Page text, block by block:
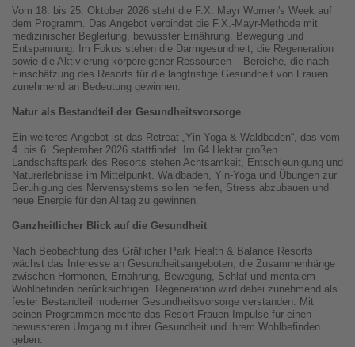
Vom 18. bis 25. Oktober 2026 steht die F.X. Mayr Women's Week auf
dem Programm. Das Angebot verbindet die F.X.-Mayr-Methode mit
medizinischer Begleitung, bewusster Ernährung, Bewegung und
Entspannung. Im Fokus stehen die Darmgesundheit, die Regeneration
sowie die Aktivierung körpereigener Ressourcen – Bereiche, die nach
Einschätzung des Resorts für die langfristige Gesundheit von Frauen
zunehmend an Bedeutung gewinnen.
Natur als Bestandteil der Gesundheitsvorsorge
Ein weiteres Angebot ist das Retreat „Yin Yoga & Waldbaden“, das vom
4. bis 6. September 2026 stattfindet. Im 64 Hektar großen
Landschaftspark des Resorts stehen Achtsamkeit, Entschleunigung und
Naturerlebnisse im Mittelpunkt. Waldbaden, Yin-Yoga und Übungen zur
Beruhigung des Nervensystems sollen helfen, Stress abzubauen und
neue Energie für den Alltag zu gewinnen.
Ganzheitlicher Blick auf die Gesundheit
Nach Beobachtung des Gräflicher Park Health & Balance Resorts
wächst das Interesse an Gesundheitsangeboten, die Zusammenhänge
zwischen Hormonen, Ernährung, Bewegung, Schlaf und mentalem
Wohlbefinden berücksichtigen. Regeneration wird dabei zunehmend als
fester Bestandteil moderner Gesundheitsvorsorge verstanden. Mit
seinen Programmen möchte das Resort Frauen Impulse für einen
bewussteren Umgang mit ihrer Gesundheit und ihrem Wohlbefinden
geben.